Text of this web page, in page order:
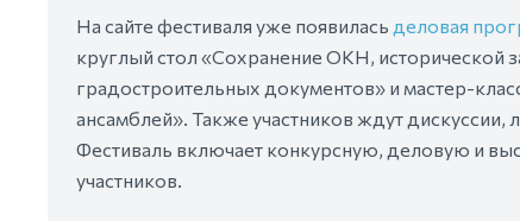
На сайте фестиваля уже появилась деловая
круглый стол «Сохранение ОКН, исторической
градостроительных документов» и мастер-
ансамблей». Также участников ждут
Фестиваль включает конкурсную, деловую и
участников.